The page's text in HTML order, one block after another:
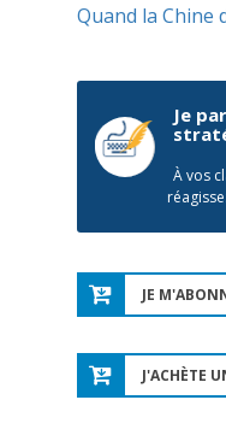
Quand la Chine
Je
À vos
JE
J'ACHÈTE